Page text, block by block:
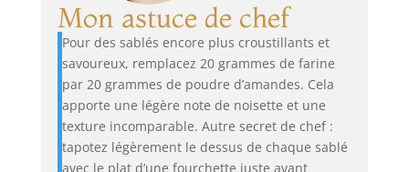
Mon astuce de chef
Pour des sablés encore plus croustillants et
savoureux, remplacez 20 grammes de farine
par 20 grammes de poudre d’amandes. Cela
apporte une légère note de noisette et une
texture incomparable. Autre secret de chef :
tapotez légèrement le dessus de chaque sablé
avec le plat d’une fourchette juste avant